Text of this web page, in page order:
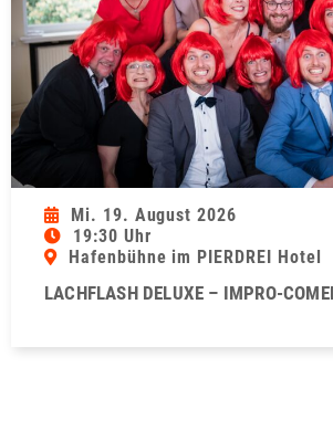
Mi. 19. August 2026
19:30 Uhr
Hafenbühne im PIERDREI Hotel
LACHFLASH DELUXE – IMPRO-